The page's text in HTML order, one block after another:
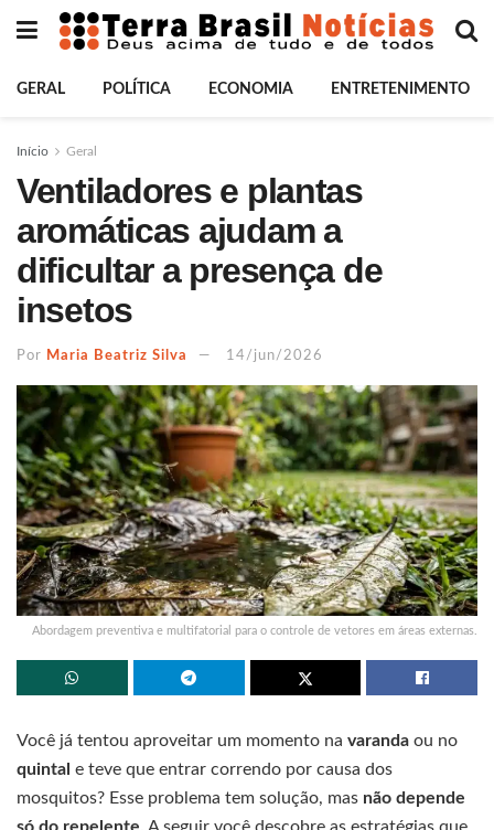
GERAL POLÍTICA ECONOMIA ENTRETENIMENTO
Início Geral
Ventiladores e plantas
aromáticas ajudam a
dificultar a presença de
insetos
Por Maria Beatriz Silva 14/jun/2026
Abordagem preventiva e multifatorial para o controle de vetores em áreas externas.
Você já tentou aproveitar um momento na varanda ou no
quintal e teve que entrar correndo por causa dos
mosquitos? Esse problema tem solução, mas não depende
só do repelente. A seguir você descobre as estratégias que